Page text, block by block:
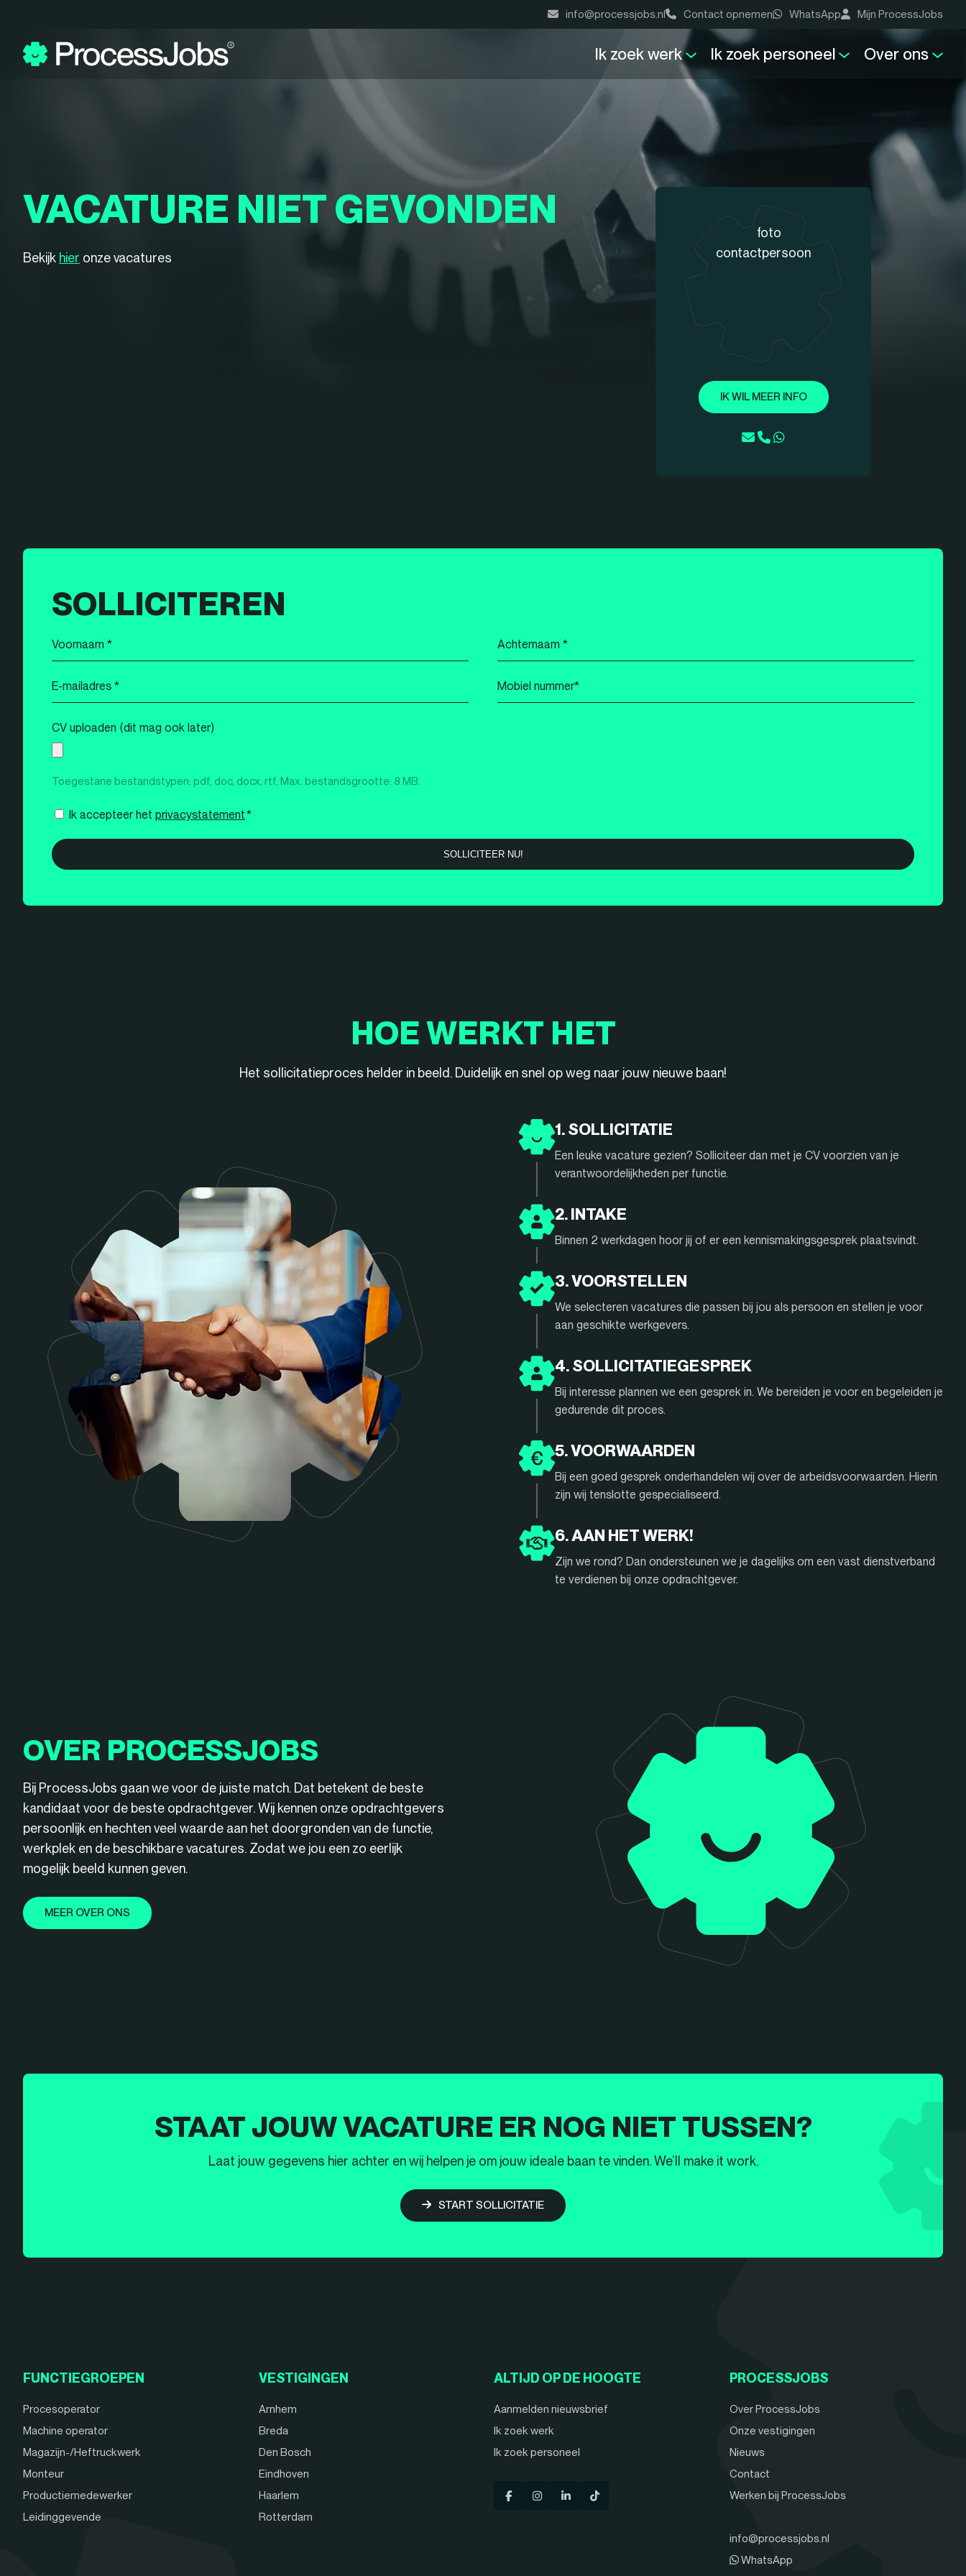
info@processjobs.nl Contact opnemen WhatsApp Mijn ProcessJobs
Ik zoek werk Ik zoek personeel Over ons
VACATURE NIET GEVONDEN
Bekijk hier onze vacatures
IK WIL MEER INFO
SOLLICITEREN
Voornaam
*
Achternaam
*
E-
mailadres
*
Mobiel
nummer
CV uploaden (dit mag ook later)
Toegestane bestandstypen: pdf, doc, docx, rtf, Max. bestandsgrootte: 8 MB.
Instemming
Ik accepteer het privacystatement*
HOE WERKT HET
Het sollicitatieproces helder in beeld. Duidelijk en snel op weg naar jouw nieuwe baan!
1. SOLLICITATIE
Een leuke vacature gezien? Solliciteer dan met je CV voorzien van je
verantwoordelijkheden per functie.
2. INTAKE
Binnen 2 werkdagen hoor jij of er een kennismakingsgesprek plaatsvindt.
3. VOORSTELLEN
We selecteren vacatures die passen bij jou als persoon en stellen je voor
aan geschikte werkgevers.
4. SOLLICITATIEGESPREK
Bij interesse plannen we een gesprek in. We bereiden je voor en begeleiden je
gedurende dit proces.
5. VOORWAARDEN
Bij een goed gesprek onderhandelen wij over de arbeidsvoorwaarden. Hierin
zijn wij tenslotte gespecialiseerd.
6. AAN HET WERK!
Zijn we rond? Dan ondersteunen we je dagelijks om een vast dienstverband
te verdienen bij onze opdrachtgever.
OVER PROCESSJOBS
Bij ProcessJobs gaan we voor de juiste match. Dat betekent de beste
kandidaat voor de beste opdrachtgever. Wij kennen onze opdrachtgevers
persoonlijk en hechten veel waarde aan het doorgronden van de functie,
werkplek en de beschikbare vacatures. Zodat we jou een zo eerlijk
mogelijk beeld kunnen geven.
MEER OVER ONS
STAAT JOUW VACATURE ER NOG NIET TUSSEN?
Laat jouw gegevens hier achter en wij helpen je om jouw ideale baan te vinden. We’ll make it work.
START SOLLICITATIE
FUNCTIEGROEPEN
Procesoperator
Machine operator
Magazijn-/Heftruckwerk
Monteur
Productiemedewerker
Leidinggevende
VESTIGINGEN
Arnhem
Breda
Den Bosch
Eindhoven
Haarlem
Rotterdam
ALTIJD OP DE HOOGTE
Aanmelden nieuwsbrief
Ik zoek werk
Ik zoek personeel
PROCESSJOBS
Over ProcessJobs
Onze vestigingen
Nieuws
Contact
Werken bij ProcessJobs
info@processjobs.nl
WhatsApp